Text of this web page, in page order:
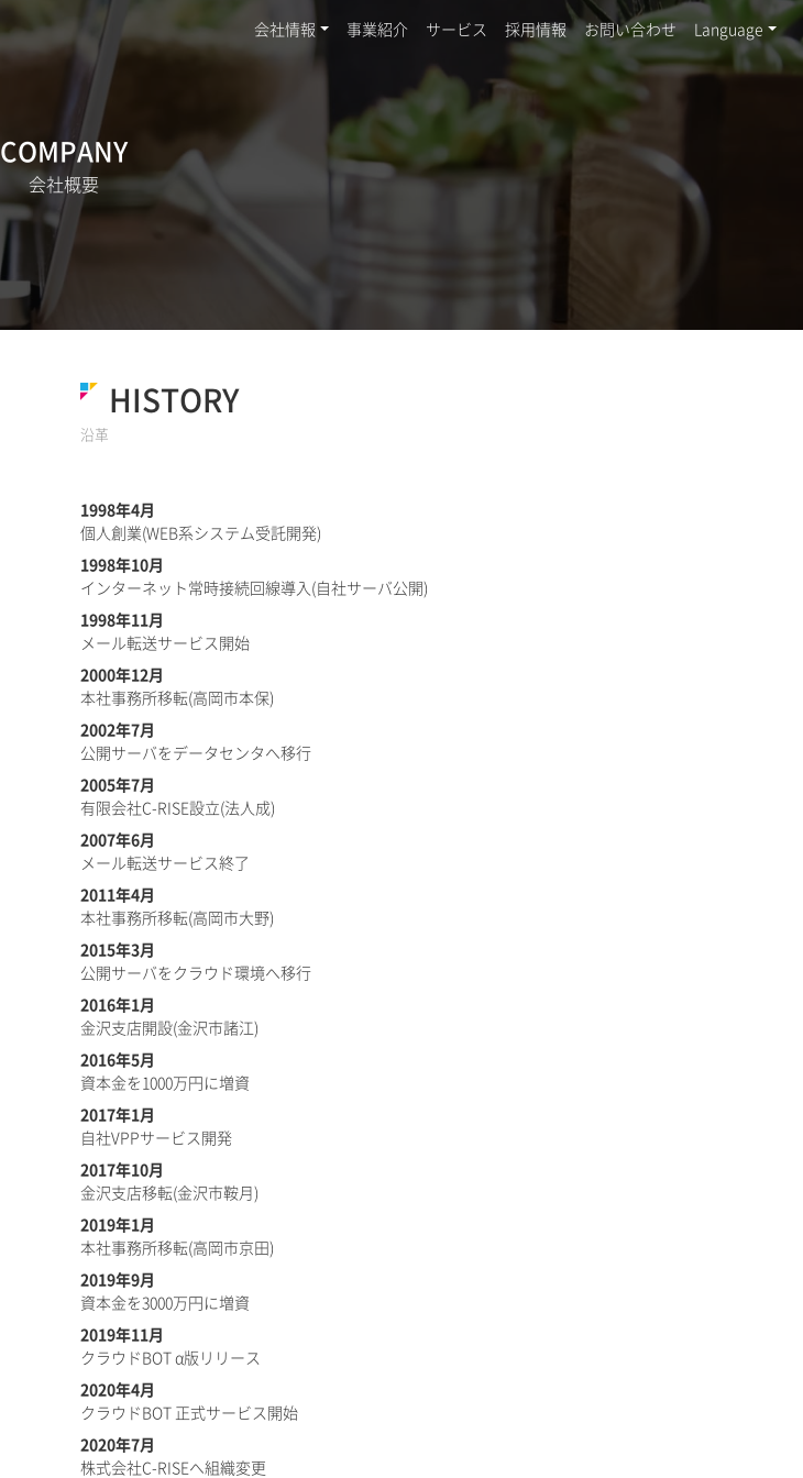
会社情報 事業紹介 サービス 採用情報 お問い合わせ Language
COMPANY
会社概要
HISTORY
沿革
1998年4月
個人創業(WEB系システム受託開発)
1998年10月
インターネット常時接続回線導入(自社サーバ公開)
1998年11月
メール転送サービス開始
2000年12月
本社事務所移転(高岡市本保)
2002年7月
​公開サーバをデータセンタへ移行
2005年7月
​有限会社C-RISE設立(法人成)
2007年6月
メール転送サービス終了
2011年4月
本社事務所移転(高岡市大野)
2015年3月
公開サーバをクラウド環境へ移行
2016年1月
金沢支店開設(金沢市諸江)
2016年5月
資本金を1000万円に増資
2017年1月
自社VPPサービス開発
2017年10月
金沢支店移転(金沢市鞍月)
2019年1月
本社事務所移転(高岡市京田)
2019年9月
資本金を3000万円に増資
2019年11月
クラウドBOT α版リリース
2020年4月
クラウドBOT 正式サービス開始
2020年7月
株式会社C-RISEへ組織変更